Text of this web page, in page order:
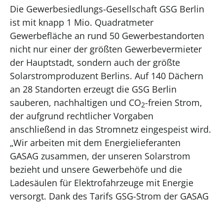
Die Gewerbesiedlungs-Gesellschaft GSG Berlin
ist mit knapp 1 Mio. Quadratmeter
Gewerbefläche an rund 50 Gewerbestandorten
nicht nur einer der größten Gewerbevermieter
der Hauptstadt, sondern auch der größte
Solarstromproduzent Berlins. Auf 140 Dächern
an 28 Standorten erzeugt die GSG Berlin
sauberen, nachhaltigen und CO2-freien Strom,
der aufgrund rechtlicher Vorgaben
anschließend in das Stromnetz eingespeist wird.
„Wir arbeiten mit dem Energielieferanten
GASAG zusammen, der unseren Solarstrom
bezieht und unsere Gewerbehöfe und die
Ladesäulen für Elektrofahrzeuge mit Energie
versorgt. Dank des Tarifs GSG-Strom der GASAG